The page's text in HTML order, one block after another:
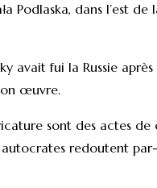
Podlaska, dans l’est de
avait fui la Russie
œuvre.
sont des actes de
redoutent